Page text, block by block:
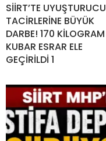
SİİRT’TE UYUŞTURUCU
TACİRLERİNE BÜYÜK
DARBE! 170 KİLOGRAM
KUBAR ESRAR ELE
GEÇİRİLDİ 1